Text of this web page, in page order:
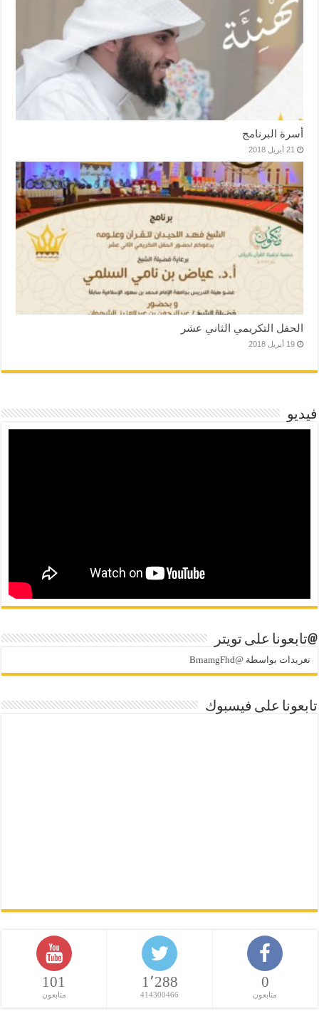
أسرة البرنامج
21 أبريل 2018
الحفل التكريمي الثاني عشر
19 أبريل 2018
فيديو
@تابعونا على تويتر
تغريدات بواسطة @BrnamgFhd
تابعونا على فيسبوك
0
متابعون
1٬288
414300466
101
متابعون